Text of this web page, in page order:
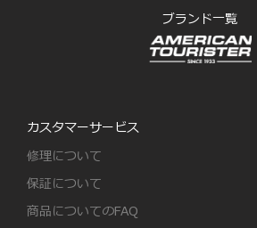
ブランド一覧
カスタマーサービス
修理について
保証について
商品についてのFAQ